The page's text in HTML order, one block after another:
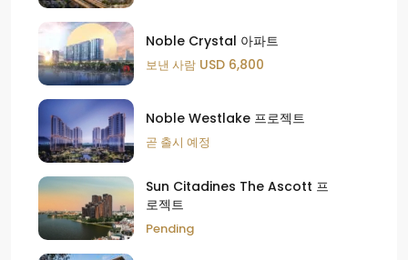
Noble Crystal 아파트
보낸 사람 USD 6,800
Noble Westlake 프로젝트
곧 출시 예정
Sun Citadines The Ascott 프
로젝트
Pending